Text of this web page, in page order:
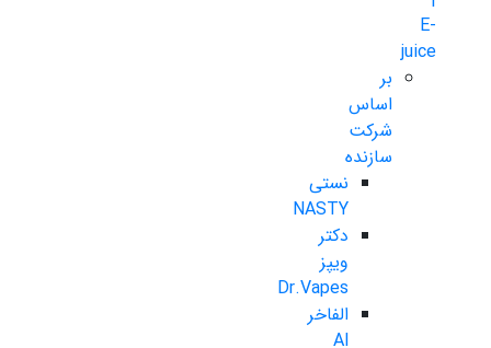
E-
juice
بر
اساس
شرکت
سازنده
نستی
NASTY
دکتر
ویپز
Dr.Vapes
الفاخر
Al